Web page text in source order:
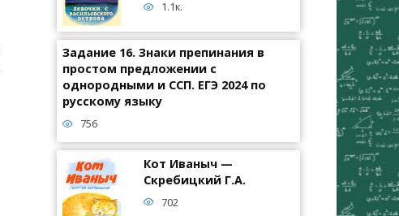
1.1к.
Задание 16. Знаки препинания в
простом предложении с
однородными и ССП. ЕГЭ 2024 по
русскому языку
756
Кот Иваныч —
Скребицкий Г.А.
702